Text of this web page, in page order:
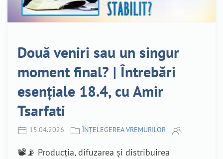
Două veniri sau un singur
moment final? | Întrebări
esențiale 18.4, cu Amir
Tsarfati
15.04.2026 ÎNȚELEGEREA VREMURILOR
📽️📡 Producția, difuzarea și distribuirea